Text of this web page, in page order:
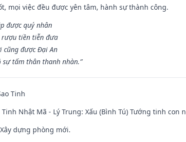
mọi việc đều được yên tâm, hành sự thành công.
được quý nhân
rượu tiền tiễn đưa
cũng được Đại An
sự tấm thân thanh nhàn.”
Tinh
Tinh Nhật Mã - Lý Trung: Xấu (Bình Tú) Tướng tinh con
dựng phòng mới.